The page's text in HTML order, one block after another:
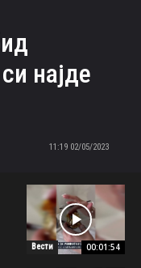
најде
02/05/2023 11:19
Вести 00:01:54